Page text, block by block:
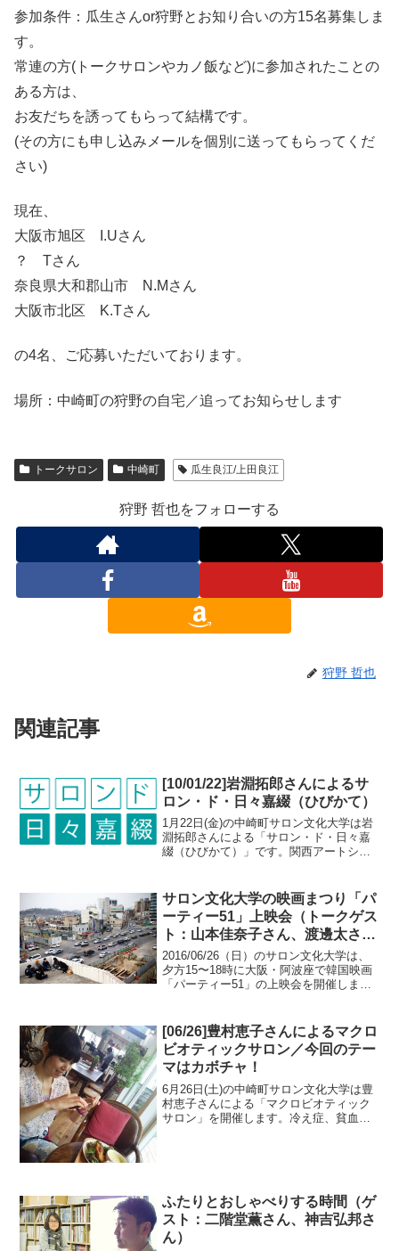
参加条件：瓜生さんor狩野とお知り合いの方15名募集しま
す。
常連の方(トークサロンやカノ飯など)に参加されたことの
ある方は、
お友だちを誘ってもらって結構です。
(その方にも申し込みメールを個別に送ってもらってくだ
さい)
現在、
大阪市旭区 I.Uさん
？ Tさん
奈良県大和郡山市 N.Mさん
大阪市北区 K.Tさん
の4名、ご応募いただいております。
場所：中崎町の狩野の自宅／追ってお知らせします
トークサロン 中崎町 瓜生良江/上田良江
狩野 哲也をフォローする
狩野 哲也
関連記事
[10/01/22]岩淵拓郎さんによるサ
ロン・ド・日々嘉綴（ひびかて）
1月22日(金)の中崎町サロン文化大学は岩
淵拓郎さんによる「サロン・ド・日々嘉
綴（ひびかて）」です。関西アートシー
のサロン版。いろんなところに仕掛けた
アンテナでキャッ...
サロン文化大学の映画まつり「パ
ーティー51」上映会（トークゲス
ト：山本佳奈子さん、渡邊太さ
ん）
2016/06/26（日）のサロン文化大学は、
夕方15〜18時に大阪・阿波座で韓国映画
「パーティー51」の上映会を開催しま
作品パーティー51韓国ソウル、弘大（...
[06/26]豊村恵子さんによるマクロ
ビオティックサロン／今回のテー
マはカボチャ！
6月26日(土)の中崎町サロン文化大学は豊
村恵子さんによる「マクロビオティック
サロン」を開催します。冷え症、貧血気
ふたりとおしゃべりする時間（ゲ
スト：二階堂薫さん、神吉弘邦さ
ん）